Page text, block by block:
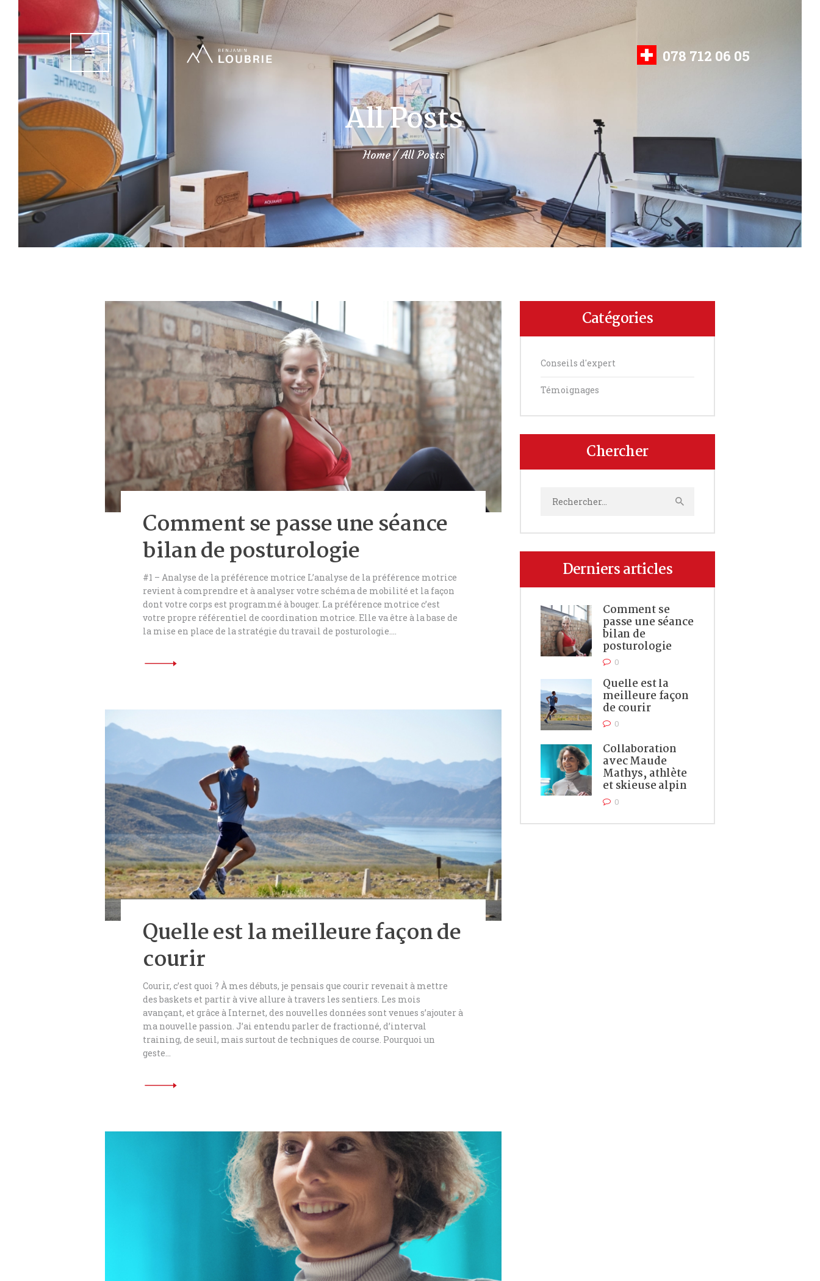
078 712 06 05
All Posts
Home All Posts
Accueil
À propos
Mes services
Blog
Contact
Prendre rendez-vous
Comment se passe une séance
bilan de posturologie
#1 – Analyse de la préférence motrice L’analyse de la préférence motrice
revient à comprendre et à analyser votre schéma de mobilité et la façon
dont votre corps est programmé à bouger. La préférence motrice c’est
votre propre référentiel de coordination motrice. Elle va être à la base de
la mise en place de la stratégie du travail de posturologie.…
Quelle est la meilleure façon de
courir
Courir, c’est quoi ? À mes débuts, je pensais que courir revenait à mettre
des baskets et partir à vive allure à travers les sentiers. Les mois
avançant, et grâce à Internet, des nouvelles données sont venues s’ajouter à
ma nouvelle passion. J’ai entendu parler de fractionné, d’interval
training, de seuil, mais surtout de techniques de course. Pourquoi un
geste…
Catégories
Conseils d'expert
Témoignages
Chercher
Derniers articles
Comment se
passe une séance
bilan de
posturologie
0
Quelle est la
meilleure façon
de courir
0
Collaboration
avec Maude
Mathys, athlète
et skieuse alpin
0